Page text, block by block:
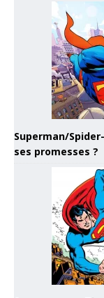
Superman/
ses promesses ?